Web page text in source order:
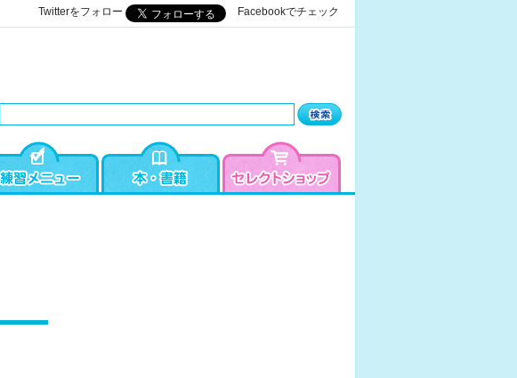
Twitterをフォロー Facebookでチェック